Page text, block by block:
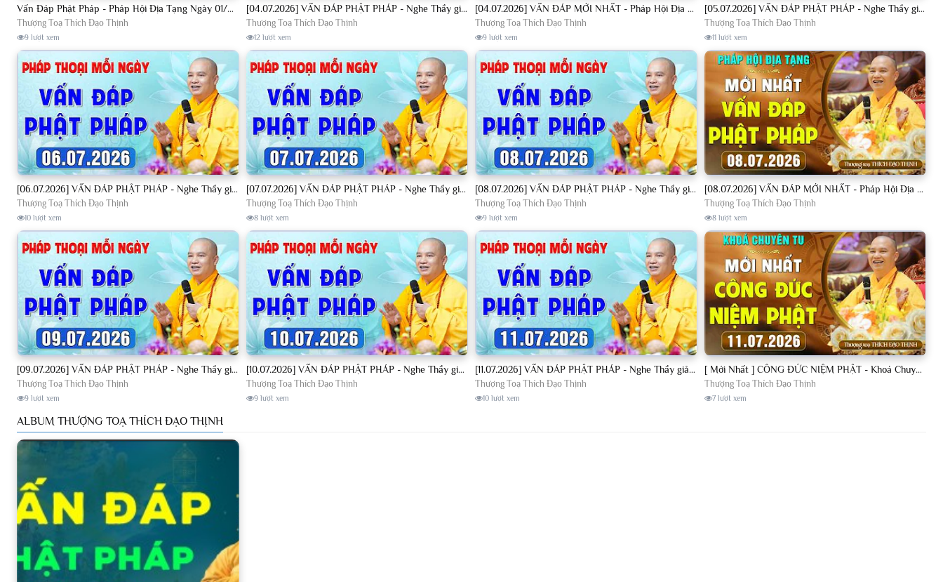
Vấn Đáp Phật Pháp - Pháp Hội Địa Tạng Ngày 01/08/2026│TT. Thích Đạo Thịnh
Thượng Toạ Thích Đạo Thịnh
9 lượt xem
[04.07.2026] VẤN ĐÁP PHẬT PHÁP - Nghe Thầy giảng Pháp mỗi ngày CÔNG ĐỨC VÔ LƯỢNG│TT. Thích Đạo Thịnh
Thượng Toạ Thích Đạo Thịnh
12 lượt xem
[04.07.2026] VẤN ĐÁP MỚI NHẤT - Pháp Hội Địa Tạng Chùa Khai Nguyên | TT. Thích Đạo Thịnh
Thượng Toạ Thích Đạo Thịnh
9 lượt xem
[05.07.2026] VẤN ĐÁP PHẬT PHÁP - Nghe Thầy giảng Pháp mỗi ngày CÔNG ĐỨC VÔ LƯỢNG│TT. Thích Đạo Thịnh
Thượng Toạ Thích Đạo Thịnh
11 lượt xem
[06.07.2026] VẤN ĐÁP PHẬT PHÁP - Nghe Thầy giảng Pháp mỗi ngày CÔNG ĐỨC VÔ LƯỢNG│TT. Thích Đạo Thịnh
Thượng Toạ Thích Đạo Thịnh
10 lượt xem
[07.07.2026] VẤN ĐÁP PHẬT PHÁP - Nghe Thầy giảng Pháp mỗi ngày CÔNG ĐỨC VÔ LƯỢNG│TT. Thích Đạo Thịnh
Thượng Toạ Thích Đạo Thịnh
8 lượt xem
[08.07.2026] VẤN ĐÁP PHẬT PHÁP - Nghe Thầy giảng Pháp mỗi ngày CÔNG ĐỨC VÔ LƯỢNG│TT. Thích Đạo Thịnh
Thượng Toạ Thích Đạo Thịnh
9 lượt xem
[08.07.2026] VẤN ĐÁP MỚI NHẤT - Pháp Hội Địa Tạng Chùa Khai Nguyên | TT. Thích Đạo Thịnh
Thượng Toạ Thích Đạo Thịnh
8 lượt xem
[09.07.2026] VẤN ĐÁP PHẬT PHÁP - Nghe Thầy giảng Pháp mỗi ngày CÔNG ĐỨC VÔ LƯỢNG│TT. Thích Đạo Thịnh
Thượng Toạ Thích Đạo Thịnh
9 lượt xem
[10.07.2026] VẤN ĐÁP PHẬT PHÁP - Nghe Thầy giảng Pháp mỗi ngày CÔNG ĐỨC VÔ LƯỢNG│TT. Thích Đạo Thịnh
Thượng Toạ Thích Đạo Thịnh
9 lượt xem
[11.07.2026] VẤN ĐÁP PHẬT PHÁP - Nghe Thầy giảng Pháp mỗi ngày CÔNG ĐỨC VÔ LƯỢNG│TT. Thích Đạo Thịnh
Thượng Toạ Thích Đạo Thịnh
10 lượt xem
[ Mới Nhất ] CÔNG ĐỨC NIỆM PHẬT - Khoá Chuyên Tu Chùa Khai Nguyên 11/07/2026 | TT. Thích Đạo Thịnh
Thượng Toạ Thích Đạo Thịnh
7 lượt xem
ALBUM THƯỢNG TOẠ THÍCH ĐẠO THỊNH